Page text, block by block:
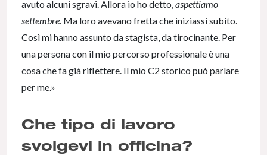
avuto alcuni sgravi. Allora io ho detto,aspettiamo
settembre. Ma loro avevano fretta che iniziassi subito.
Così mi hanno assunto da stagista, da tirocinante. Per
una persona con il mio percorso professionale è una
cosa che fa già riflettere. Il mio C2 storico può parlare
per me.»
Che tipo di lavoro
svolgevi in officina?